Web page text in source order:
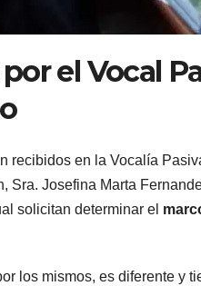
el Vocal
recibidos en la Vocalía
Sra. Josefina Marta
solicitan determinar el
los mismos, es diferente y